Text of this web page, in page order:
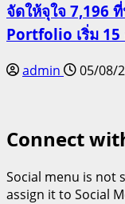
จัดให้จุใจ 7,196
Portfolio เริ่ม
admin 05/08/
Connect
Social menu is not
assign it to Social